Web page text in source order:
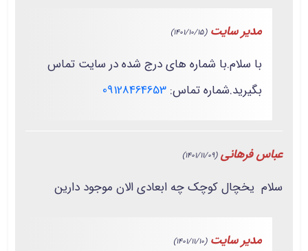
مدیر سایت (1401/10/15)
با سلام.با شماره های درج شده در سایت تماس
بگیرید.شماره تماس: 09128464653
عباس فرهانی (1401/11/09)
سلام یخچال کوچک چه ابعادی الان موجود دارین
مدیر سایت (1401/11/10)